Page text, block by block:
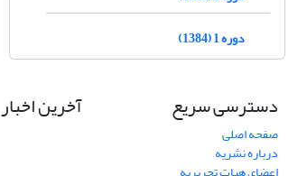
دوره 1 (1384)
دسترسی سریع
صفحه اصلی
درباره نشریه
آخرین اخبار